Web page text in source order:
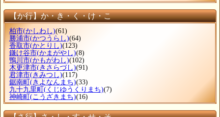
【か行】か・き・く・け・こ
柏市(かしわし)(61)
勝浦市(かつうらし)(64)
香取市(かとりし)(123)
鎌け谷市(かまがやし)(8)
鴨川市(かもがわし)(102)
木更津市(きさらづし)(91)
君津市(きみつし)(117)
鋸南町 (きよなんまち)(33)
九十九里町 (くじゆうくりまち)(7)
神崎町 (こうざきまち)(16)